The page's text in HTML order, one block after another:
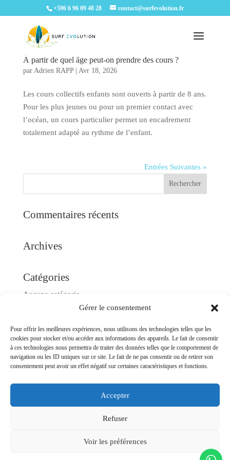
Gérer le consentement
Pour offrir les meilleures expériences, nous utilisons des technologies telles que les
cookies pour stocker et/ou accéder aux informations des appareils. Le fait de consentir
à ces technologies nous permettra de traiter des données telles que le comportement de
navigation ou les ID uniques sur ce site. Le fait de ne pas consentir ou de retirer son
consentement peut avoir un effet négatif sur certaines caractéristiques et fonctions.
Accepter
Refuser
Voir les préférences
+596 6 96 09 48 28 contact@surfevolution.fr
À partir de quel âge peut-on prendre des cours ?
par Adrien RAPP| Avr 18, 2026
Les cours collectifs enfants sont ouverts à partir de 8 ans.
Pour les plus jeunes ou pour un premier contact avec
l’océan, un cours particulier permet un encadrement
totalement adapté au rythme de l’enfant.
Entrées Suivantes »
Commentaires récents
Archives
Catégories
Aucune catégorie
Connexion
Flux des publications
Flux des commentaires
© 2024 Surf Evolution. Tous droits réservés. -